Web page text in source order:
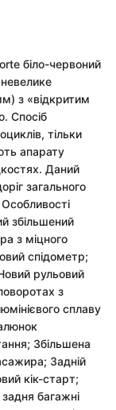
біло-червоний
з «відкритим
Спосіб
тільки
апарату
Даний
загального
збільшений
з міцного
спідометр;
рульовий
з
сплаву
Збільшена
Задній
кік-старт;
багажні